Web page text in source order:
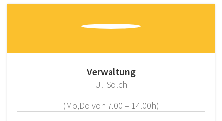
Verwaltung
Uli Sölch
(Mo,Do von 7.00 – 14.00h)